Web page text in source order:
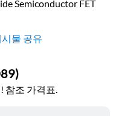
Semiconductor FET
물 공유
)
참조 가격표.